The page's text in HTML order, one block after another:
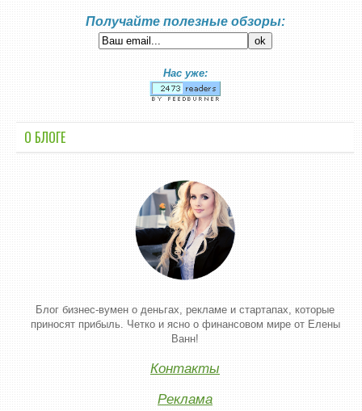
Получайте полезные обзоры:
Нас уже:
О БЛОГЕ
Блог бизнес-вумен о деньгах, рекламе и стартапах, которые
приносят прибыль. Четко и ясно о финансовом мире от Елены
Ванн!
Контакты
Реклама